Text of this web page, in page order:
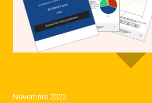
Novembre 2022